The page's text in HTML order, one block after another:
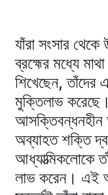
যাঁরা সংসার
ব্রহ্মের মধ্যে
শিখেছেন,
মুক্তিলাভ
আসক্তিবন্ধনহীন
অব্যাহত শক্তি
আধ্যাত্মিকলোকে
লাভ করেন। এই